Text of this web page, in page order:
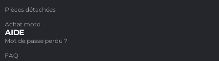
Pièces détachées
Achat moto
AIDE
Mot de passe perdu ?
FAQ